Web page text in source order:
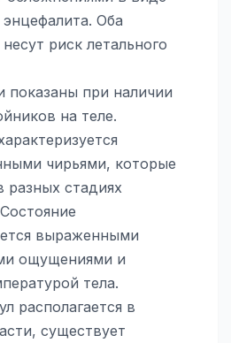
Оба
риск летального
показаны при наличии
на теле.
чирьями, которые
разных стадиях
выраженными
ощущениями и
тела.
располагается в
существует